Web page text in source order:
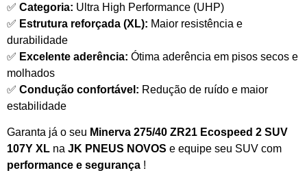
✅ Categoria: Ultra High Performance (UHP)
✅ Estrutura reforçada (XL): Maior resistência e
durabilidade
✅ Excelente aderência: Ótima aderência em pisos secos e
molhados
✅ Condução confortável: Redução de ruído e maior
estabilidade
Garanta já o seu Minerva 275/40 ZR21 Ecospeed 2 SUV
107Y XL na JK PNEUS NOVOS e equipe seu SUV com
performance e segurança !